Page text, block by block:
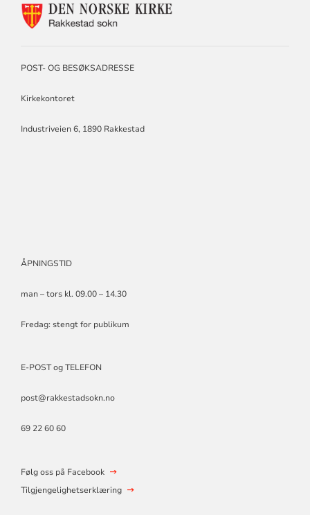
KONTAKTINFORMASJON
POST- OG BESØKSADRESSE
Kirkekontoret
Industriveien 6, 1890 Rakkestad
ÅPNINGSTID
man – tors kl. 09.00 – 14.30
Fredag: stengt for publikum
E-POST og TELEFON
post@rakkestadsokn.no
69 22 60 60
Følg oss på Facebook
Tilgjengelighetserklæring